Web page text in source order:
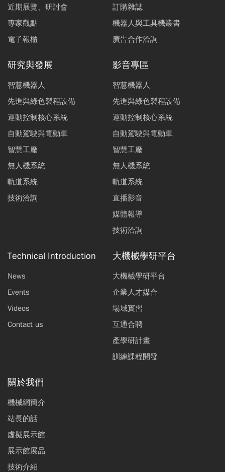
近期展覽、研討會
專家觀點
電子報櫃
訂購雜誌
機器人與工具機叢書
廣告合作洽詢
研究與發展
智慧機器人
先進與綠色製程設備
運動控制核心系統
自動駕駛與電動車
智慧工廠
無人機系統
軌道系統
技術洽詢
影音專區
智慧機器人
先進與綠色製程設備
運動控制核心系統
自動駕駛與電動車
智慧工廠
無人機系統
軌道系統
直播影音
媒體報導
技術洽詢
Technical Introduction
News
Events
Videos
Contact us
大機械學研平台
大機械學研平台
企業人才媒合
場域實習
互通合聘
產學研計畫
訓練課程開發
關於我們
機械網簡介
站長的話
虛擬展示館
展示館展品
技術介紹